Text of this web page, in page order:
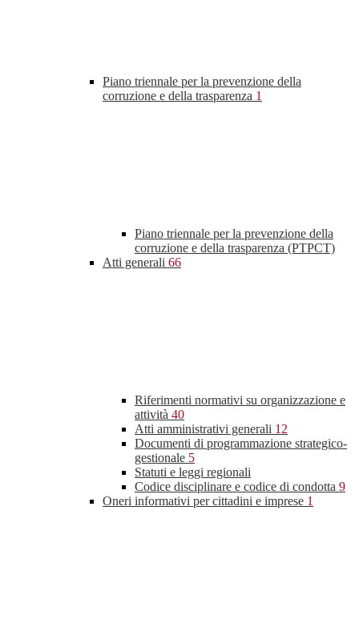
Piano triennale per la prevenzione della
corruzione e della trasparenza 1
Piano triennale per la prevenzione della
corruzione e della trasparenza (PTPCT)
Atti generali 66
Riferimenti normativi su organizzazione e
attività 40
Atti amministrativi generali 12
Documenti di programmazione strategico-
gestionale 5
Statuti e leggi regionali
Codice disciplinare e codice di condotta 9
Oneri informativi per cittadini e imprese 1